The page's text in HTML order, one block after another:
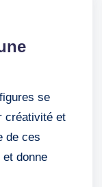
se
créativité et
de ces
et donne